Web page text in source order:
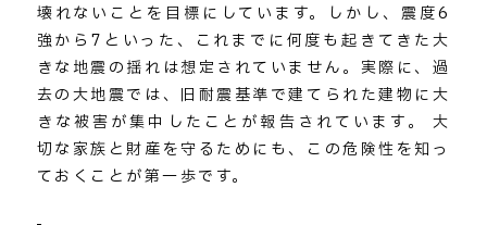
壊れないことを目標にしています。しかし、震度6
強から7といった、これまでに何度も起きてきた大
きな地震の揺れは想定されていません。実際に、過
去の大地震では、旧耐震基準で建てられた建物に大
きな被害が集中したことが報告されています。 大
切な家族と財産を守るためにも、この危険性を知っ
ておくことが第一歩です。